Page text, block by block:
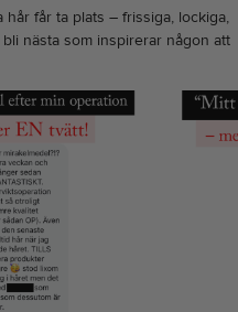
hår får ta plats – frissiga, lockiga,
nästa som inspirerar någon att